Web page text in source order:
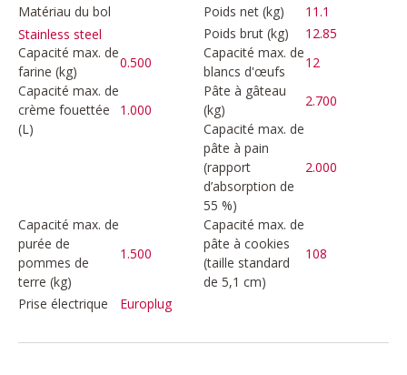
Matériau du bol
Stainless steel
Poids net (kg)
11.1
Poids brut (kg)
12.85
Capacité max. de
farine (kg)
0.500
Capacité max. de
blancs d'œufs
12
Capacité max. de
crème fouettée
(L)
1.000
Pâte à gâteau
(kg)
2.700
Capacité max. de
pâte à pain
(rapport
d’absorption de
55 %)
2.000
Capacité max. de
purée de
pommes de
terre (kg)
1.500
Capacité max. de
pâte à cookies
(taille standard
de 5,1 cm)
108
Prise électrique Europlug